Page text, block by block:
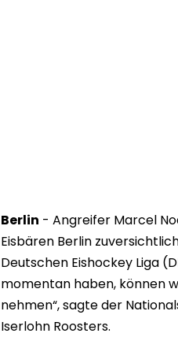
Berlin - Angreifer Marcel
Eisbären Berlin
Deutschen Eishockey Liga
momentan haben, können
nehmen“, sagte der
Iserlohn Roosters.